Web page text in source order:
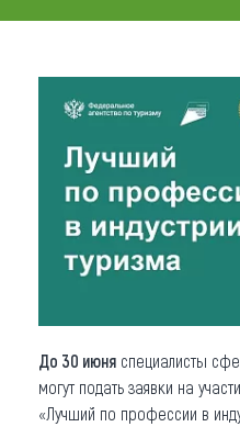
Карта
Что привезти
О регионе
Коллекция
Другие рубрики
До 30 июня специалисты
могут подать заявки на
«Лучший по профессии в